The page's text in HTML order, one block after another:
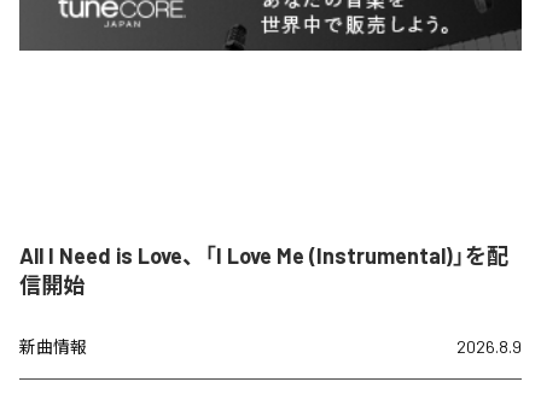
All I Need is Love、「I Love Me (Instrumental)」を配
信開始
新曲情報 2026.8.9